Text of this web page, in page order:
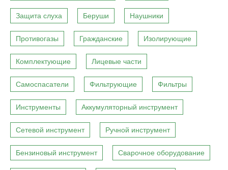
Защита слуха Беруши Наушники
Противогазы Гражданские Изолирующие
Комплектующие Лицевые части
Самоспасатели Фильтрующие Фильтры
Инструменты Аккумуляторный инструмент
Сетевой инструмент Ручной инструмент
Бензиновый инструмент Сварочное оборудование